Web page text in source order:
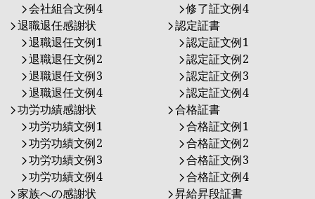
会社組合文例4
退職退任感謝状
退職退任文例1
退職退任文例2
退職退任文例3
退職退任文例4
功労功績感謝状
功労功績文例1
功労功績文例2
功労功績文例3
功労功績文例4
家族への感謝状
修了証文例4
認定証書
認定証文例1
認定証文例2
認定証文例3
認定証文例4
合格証書
合格証文例1
合格証文例2
合格証文例3
合格証文例4
昇給昇段証書